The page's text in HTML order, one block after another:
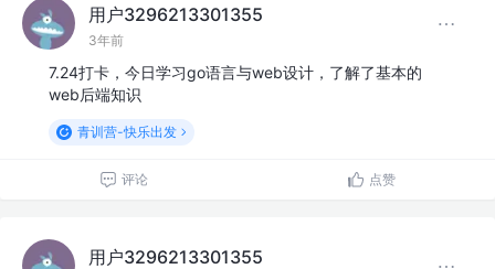
用户3296213301355
3年前
7.24打卡，今日学习go语言与web设计，了解了基本的
web后端知识
青训营-快乐出发
评论 点赞
用户3296213301355